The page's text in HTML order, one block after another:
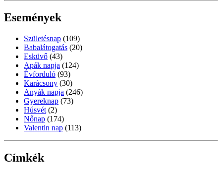
Események
Születésnap (109)
Babalátogatás (20)
Esküvő (43)
Apák napja (124)
Évforduló (93)
Karácsony (30)
Anyák napja (246)
Gyereknap (73)
Húsvét (2)
Nőnap (174)
Valentin nap (113)
Címkék